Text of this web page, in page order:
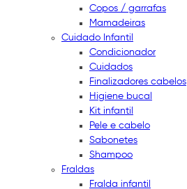
Copos / garrafas
Mamadeiras
Cuidado Infantil
Condicionador
Cuidados
Finalizadores cabelos
Higiene bucal
Kit infantil
Pele e cabelo
Sabonetes
Shampoo
Fraldas
Fralda infantil